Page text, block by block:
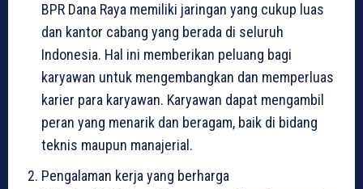
BPR Dana Raya memiliki jaringan yang cukup luas
dan kantor cabang yang berada di seluruh
Indonesia. Hal ini memberikan peluang bagi
karyawan untuk mengembangkan dan memperluas
karier para karyawan. Karyawan dapat mengambil
peran yang menarik dan beragam, baik di bidang
teknis maupun manajerial.
Pengalaman kerja yang berharga